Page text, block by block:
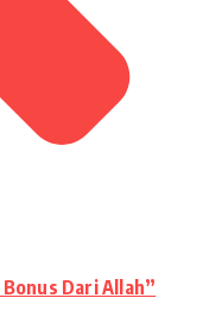
Dari Allah”